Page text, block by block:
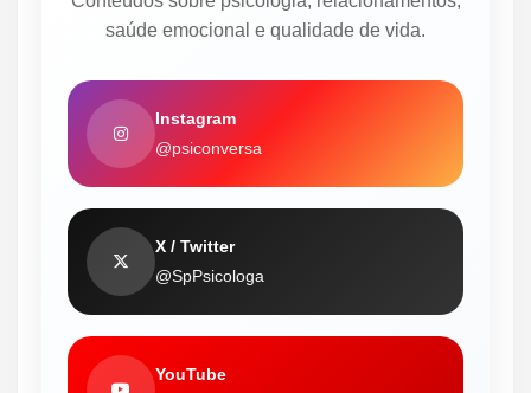
saúde emocional e qualidade de vida.
Instagram
@psiconversa
X / Twitter
@SpPsicologa
YouTube